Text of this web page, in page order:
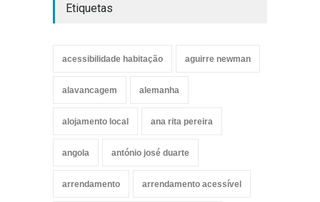
Etiquetas
acessibilidade habitação aguirre newman
alavancagem alemanha
alojamento local ana rita pereira
angola antónio josé duarte
arrendamento arrendamento acessível